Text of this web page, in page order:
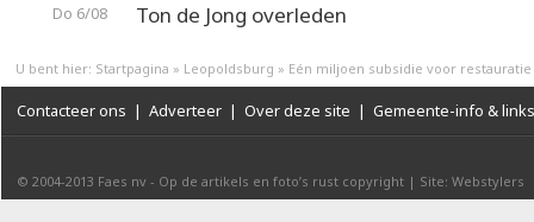
Do 6/08 Ton de Jong overleden
U bent hier: Startpagina » Leopoldsburg » Eén miljoen subsidie voor
Contacteer ons | Adverteer | Over deze site | Gemeente-info & links
© 2004-2013 Faes nv - Op de artikels en foto’s rust copyright | Site: Webstylers